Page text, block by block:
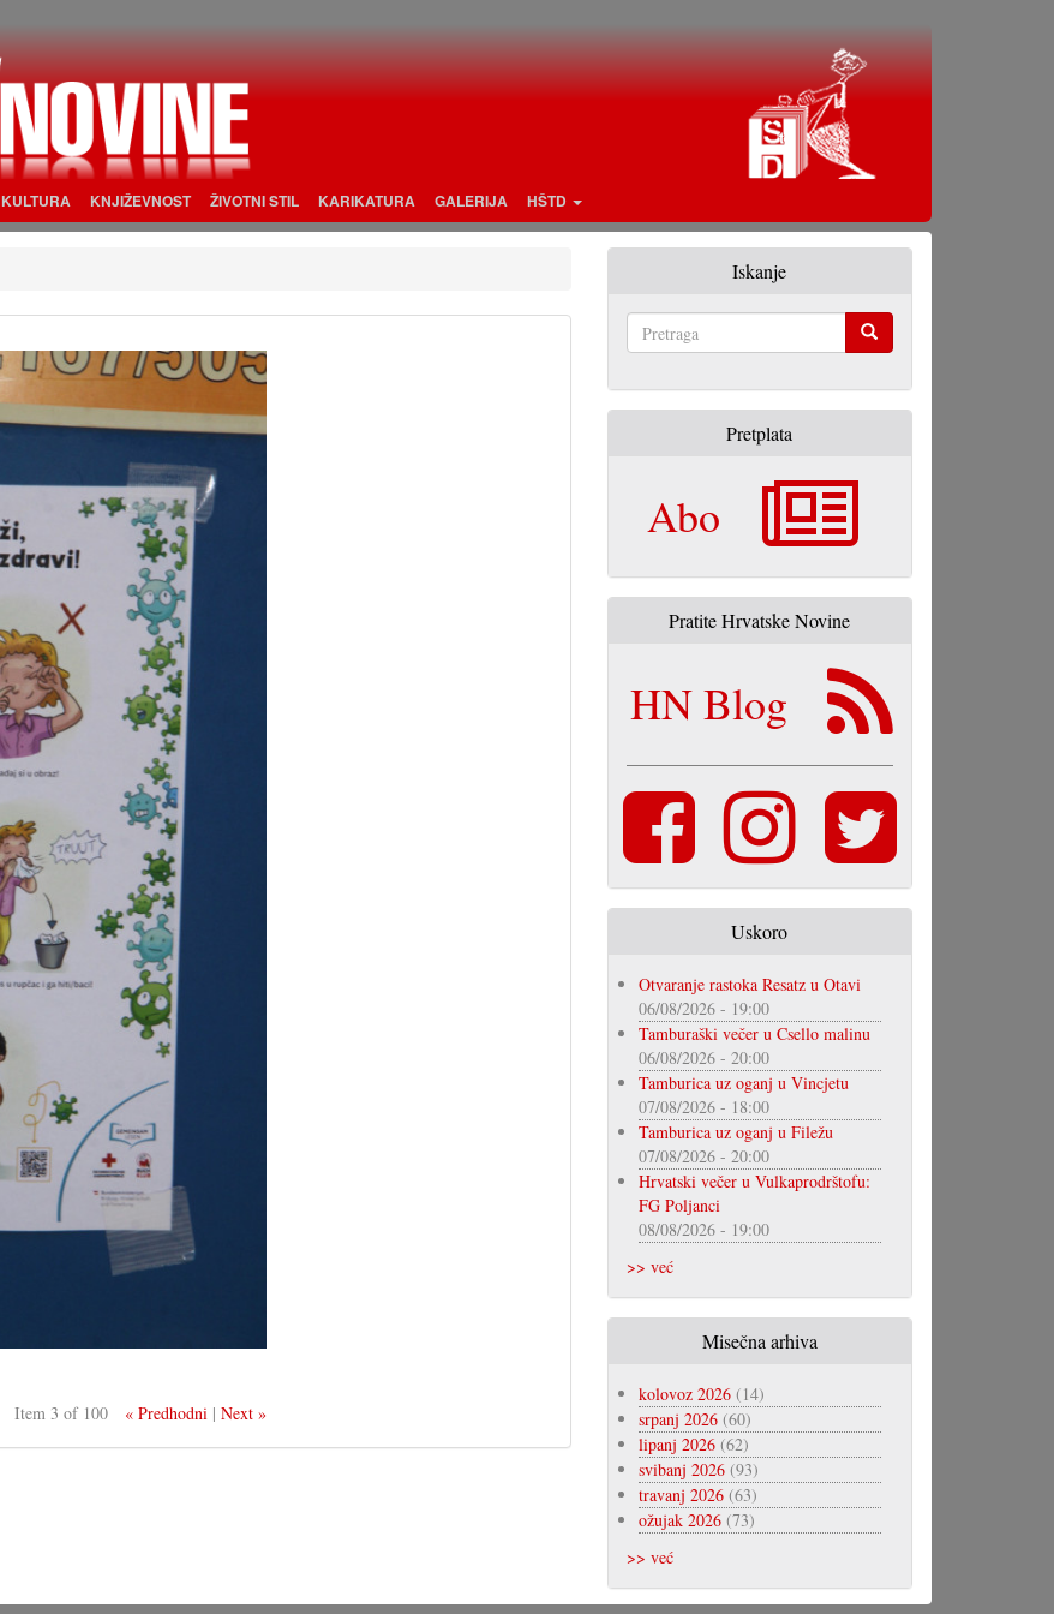
KULTURA KNJIŽEVNOST ŽIVOTNI STIL KARIKATURA GALERIJA HŠTD
Item 3 of 100 « Predhodni |Next »
Iskanje
Pretplata
Abo
Pratite Hrvatske Novine
HN Blog
Uskoro
Otvaranje rastoka Resatz u Otavi
06/08/2026 - 19:00
Tamburaški večer u Csello malinu
06/08/2026 - 20:00
Tamburica uz oganj u Vincjetu
07/08/2026 - 18:00
Tamburica uz oganj u Filežu
07/08/2026 - 20:00
Hrvatski večer u Vulkaprodrštofu:
FG Poljanci
08/08/2026 - 19:00
>> već
Misečna arhiva
kolovoz 2026(14)
srpanj 2026(60)
lipanj 2026(62)
svibanj 2026(93)
travanj 2026(63)
ožujak 2026(73)
>> već